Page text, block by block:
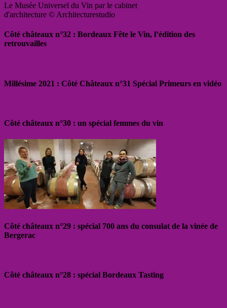
Le Musée Universel du Vin par le cabinet
d'architecture © Architecturestudio
Côté châteaux n°32 : Bordeaux Fête le Vin, l’édition des
retrouvailles
Millésime 2021 : Côté Châteaux n°31 Spécial Primeurs en vidéo
Côté châteaux n°30 : un spécial femmes du vin
Côté châteaux n°29 : spécial 700 ans du consulat de la vinée de
Bergerac
Côté châteaux n°28 : spécial Bordeaux Tasting